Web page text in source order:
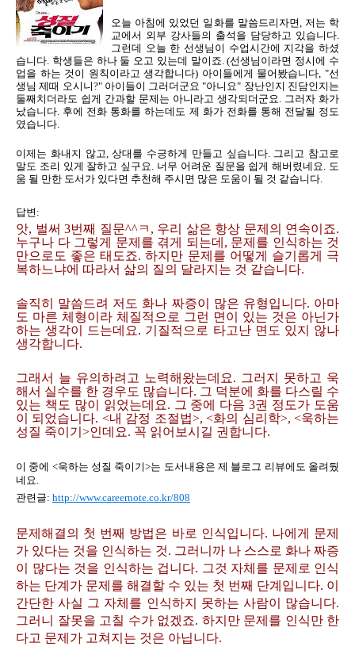
오늘 아침에 있었던 일화를 말씀드리자면, 저는 학
교에서 외부 강사들의 출석을 담당하고 있습니다.
그런데 오늘 한 선생님이 수업시간에 지각을 하셨
습니다. 학생들은 하나 둘 오고 있는데 말이죠. (선생님이라면 정시에 수
업을 하는 것이 원칙이라고 생각합니다) 아이들에게 물어봤습니다, "선
생님 제때 오시니?" 아이들이 그러더군요 "아니요" 장난인지 진담인지는
둘째치더라도 쉽게 간과할 문제는 아니라고 생각되더군요. 그러자 화가
났습니다. 후에 전화 통화를 하는데도 제 화가 전화를 통해 전달될 정도
였습니다.
이제는 화내지 않고, 상대를 수긍하게 만들고 싶습니다. 그리고 참고로
말도 조리 있게 잘하고 싶구요. 너무 어려운 질문을 쉽게 해버렸네요. 도
움 될 만한 도서가 있다면 추천해 주시면 많은 도움이 될 것 같습니다.
답변:
앗, 벌써 3번째 질문^^ㅋ, 우리 삶은 항상 문제의 연속이죠.
누구나 다 그렇게 문제를 겪게 되는데, 문제를 인식하는 것
만으로도 좋은 태도죠. 하지만 문제를 어떻게 슬기롭게 극
복하느냐에 따라서 삶의 질의 달라지는 것 같습니다.
솔직히 말씀드려 저도 화나 짜증이 많은 유형입니다. 아마
도 마른 체형이라 체질적으로 그런 면이 있는 것은 아닌가
하는 생각이 드는데요. 기질적으로 타고난 면도 있지 않나
생각합니다.
그래서 늘 유의하려고 노력해왔는데요. 그러지 못하고 욱
해서 실수를 한 경우도 많습니다. 그 덕분에 화를 다스릴 수
있는 책도 많이 읽었는데요. 그 중에 다음 3권 정도가 도움
이 되었습니다. <내 감정 조절법>, <화의 심리학>, <욱하는
성질 죽이기>인데요. 꼭 읽어보시길 권합니다.
이 중에 <욱하는 성질 죽이기>는 도서내용은 제 블로그 리뷰에도 올려뒀
네요.
관련글: http://www.careernote.co.kr/808
문제해결의 첫 번째 방법은 바로 인식입니다. 나에게 문제
가 있다는 것을 인식하는 것. 그러니까 나 스스로 화나 짜증
이 많다는 것을 인식하는 겁니다. 그것 자체를 문제로 인식
하는 단계가 문제를 해결할 수 있는 첫 번째 단계입니다. 이
간단한 사실 그 자체를 인식하지 못하는 사람이 많습니다.
그러니 잘못을 고칠 수가 없겠죠. 하지만 문제를 인식만 한
다고 문제가 고쳐지는 것은 아닙니다.